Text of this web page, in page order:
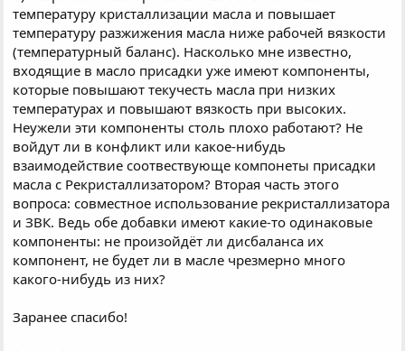
температуру кристаллизации масла и повышает
температуру разжижения масла ниже рабочей вязкости
(температурный баланс). Насколько мне известно,
входящие в масло присадки уже имеют компоненты,
которые повышают текучесть масла при низких
температурах и повышают вязкость при высоких.
Неужели эти компоненты столь плохо работают? Не
войдут ли в конфликт или какое-нибудь
взаимодействие соотвествующе компонеты присадки
масла с Рекристаллизатором? Вторая часть этого
вопроса: совместное использование рекристаллизатора
и ЗВК. Ведь обе добавки имеют какие-то одинаковые
компоненты: не произойдёт ли дисбаланса их
компонент, не будет ли в масле чрезмерно много
какого-нибудь из них?
Заранее спасибо!